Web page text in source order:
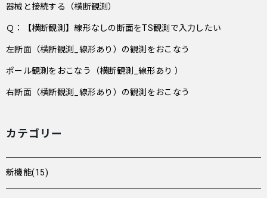
器械と接続する（横断観測）
Ｑ：【横断観測】線形なしの断面をTS観測で入力したい
左断面（横断観測_線形あり）の観測をおこなう
ポール観測をおこなう（横断観測_線形あり ）
右断面（横断観測_線形あり）の観測をおこなう
カテゴリー
新機能(15)